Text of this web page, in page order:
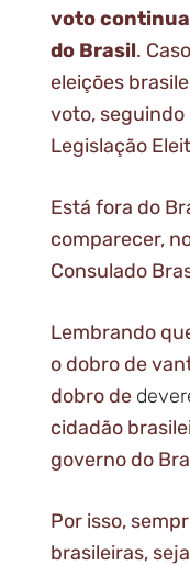
voto
do Brasil.
eleições
voto, seguindo
Legislação
Está fora do
comparecer,
Consulado
Lembrando
o dobro de
dobro de
cidadão
governo do
Por isso,
brasileiras,